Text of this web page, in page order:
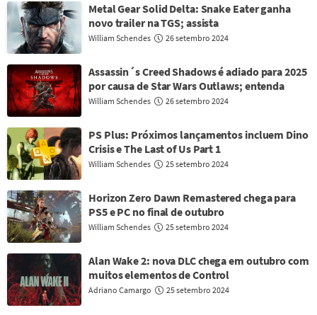
Metal Gear Solid Delta: Snake Eater ganha
novo trailer na TGS; assista
William Schendes 26 setembro 2024
Assassin´s Creed Shadows é adiado para 2025
por causa de Star Wars Outlaws; entenda
William Schendes 26 setembro 2024
PS Plus: Próximos lançamentos incluem Dino
Crisis e The Last of Us Part 1
William Schendes 25 setembro 2024
Horizon Zero Dawn Remastered chega para
PS5 e PC no final de outubro
William Schendes 25 setembro 2024
Alan Wake 2: nova DLC chega em outubro com
muitos elementos de Control
Adriano Camargo 25 setembro 2024